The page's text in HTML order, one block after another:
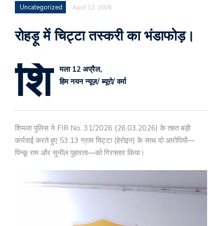
Uncategorized April 12, 2026
रोहड़ू में चिट्टा तस्करी का भंडाफोड़।
शि
मला 12 अप्रैल,
हिम नयन न्यूज़/ ब्यूरो/ वर्मा
शिमला पुलिस ने FIR No. 31/2026 (26.03.2026) के तहत बड़ी
कार्रवाई करते हुए 53.13 ग्राम चिट्टा (हेरोइन) के साथ दो आरोपियों—
पिन्कू राम और सुनील पुहारता—को गिरफ्तार किया।